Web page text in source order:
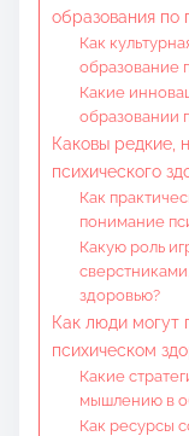
образования по
Как
образование
Какие
образовании
Каковы редкие,
психического
Как
понимание
Какую роль
здоровью?
Как люди могут
психическом
Какие
мышлению в
Как ресурсы